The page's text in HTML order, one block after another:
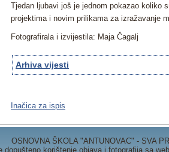
Tjedan ljubavi još je jednom pokazao koliko
projektima i novim prilikama za izražavanje
Fotografirala i izvijestila: Maja Čagalj
Arhiva vijesti
Inačica za ispis
OSNOVNA ŠKOLA "ANTUNOVAC" - SVA
dopušteno korištenje objava i fotografija sa